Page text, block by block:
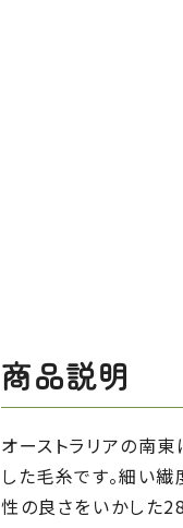
商品説明
オーストラリアの南
した毛糸です。細い
性の良さをいかした